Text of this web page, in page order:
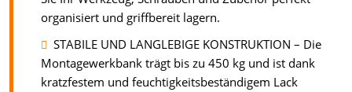
organisiert und griffbereit lagern.
STABILE UND LANGLEBIGE KONSTRUKTION – Die
Montagewerkbank trägt bis zu 450 kg und ist dank
kratzfestem und feuchtigkeitsbeständigem Lack